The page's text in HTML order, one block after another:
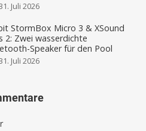
Juli 2026
StormBox Micro 3 & XSound
2: Zwei wasserdichte
Speaker für den Pool
Juli 2026